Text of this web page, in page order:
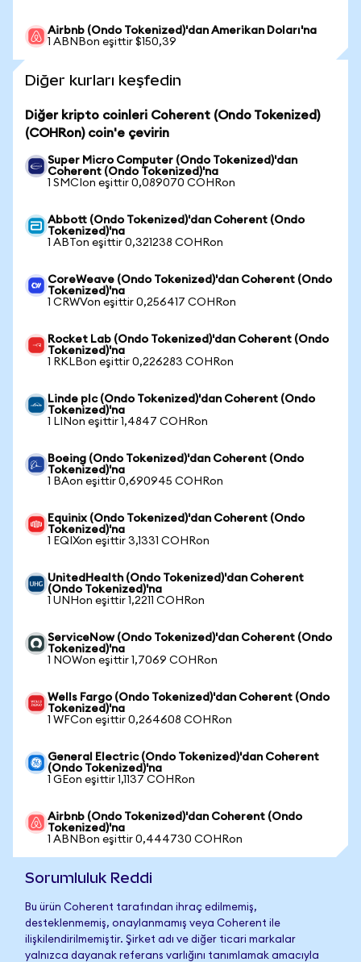
Airbnb (Ondo Tokenized)'dan Amerikan Doları'na
1 ABNBon eşittir $150,39
Diğer kurları keşfedin
Diğer kripto coinleri Coherent (Ondo Tokenized)
(COHRon) coin'e çevirin
Super Micro Computer (Ondo Tokenized)'dan
Coherent (Ondo Tokenized)'na
1 SMCIon eşittir 0,089070 COHRon
Abbott (Ondo Tokenized)'dan Coherent (Ondo
Tokenized)'na
1 ABTon eşittir 0,321238 COHRon
CoreWeave (Ondo Tokenized)'dan Coherent (Ondo
Tokenized)'na
1 CRWVon eşittir 0,256417 COHRon
Rocket Lab (Ondo Tokenized)'dan Coherent (Ondo
Tokenized)'na
1 RKLBon eşittir 0,226283 COHRon
Linde plc (Ondo Tokenized)'dan Coherent (Ondo
Tokenized)'na
1 LINon eşittir 1,4847 COHRon
Boeing (Ondo Tokenized)'dan Coherent (Ondo
Tokenized)'na
1 BAon eşittir 0,690945 COHRon
Equinix (Ondo Tokenized)'dan Coherent (Ondo
Tokenized)'na
1 EQIXon eşittir 3,1331 COHRon
UnitedHealth (Ondo Tokenized)'dan Coherent
(Ondo Tokenized)'na
1 UNHon eşittir 1,2211 COHRon
ServiceNow (Ondo Tokenized)'dan Coherent (Ondo
Tokenized)'na
1 NOWon eşittir 1,7069 COHRon
Wells Fargo (Ondo Tokenized)'dan Coherent (Ondo
Tokenized)'na
1 WFCon eşittir 0,264608 COHRon
General Electric (Ondo Tokenized)'dan Coherent
(Ondo Tokenized)'na
1 GEon eşittir 1,1137 COHRon
Airbnb (Ondo Tokenized)'dan Coherent (Ondo
Tokenized)'na
1 ABNBon eşittir 0,444730 COHRon
Sorumluluk Reddi
Bu ürün Coherent tarafından ihraç edilmemiş,
desteklenmemiş, onaylanmamış veya Coherent ile
ilişkilendirilmemiştir. Şirket adı ve diğer ticari markalar
yalnızca dayanak referans varlığını tanımlamak amacıyla